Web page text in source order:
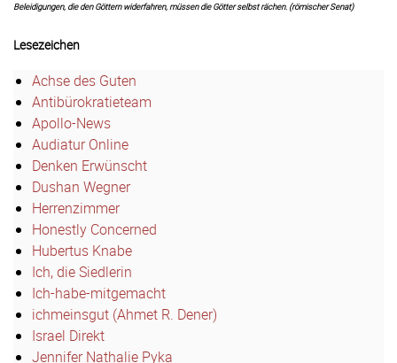
Beleidigungen, die den Göttern widerfahren, müssen die Götter selbst rächen. (römischer Senat)
Lesezeichen
Achse des Guten
Antibürokratieteam
Apollo-News
Audiatur Online
Denken Erwünscht
Dushan Wegner
Herrenzimmer
Honestly Concerned
Hubertus Knabe
Ich, die Siedlerin
Ich-habe-mitgemacht
ichmeinsgut (Ahmet R. Dener)
Israel Direkt
Jennifer Nathalie Pyka